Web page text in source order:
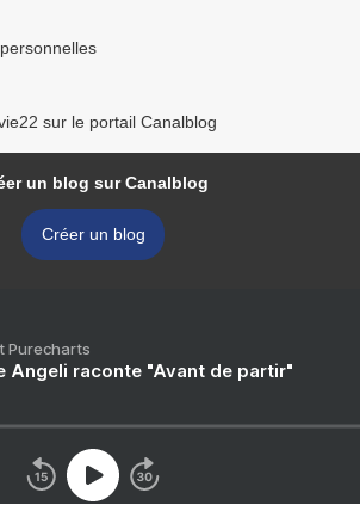
sur le portail Canalblog
un blog sur Canalblog
Créer un blog
Purecharts
Angeli raconte "Avant de partir"